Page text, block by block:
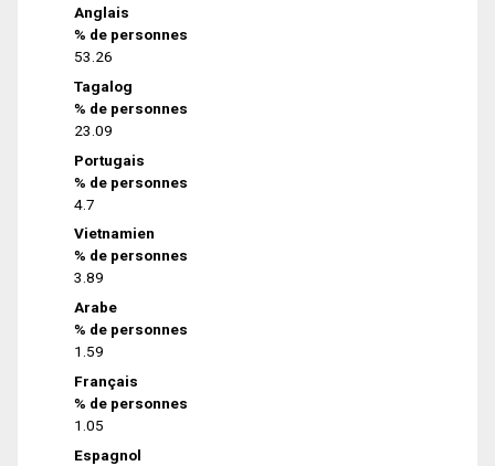
Anglais
% de personnes
53.26
Tagalog
% de personnes
23.09
Portugais
% de personnes
4.7
Vietnamien
% de personnes
3.89
Arabe
% de personnes
1.59
Français
% de personnes
1.05
Espagnol